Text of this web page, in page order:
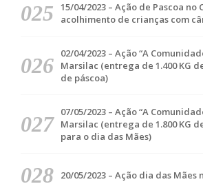
15/04/2023 – Ação de Pascoa no
acolhimento de crianças com
02/04/2023 – Ação “A
Marsilac (entrega de 1.400 KG
de páscoa)
07/05/2023 – Ação “A
Marsilac (entrega de 1.800 KG
para o dia das Mães)
20/05/2023 – Ação dia das Mães